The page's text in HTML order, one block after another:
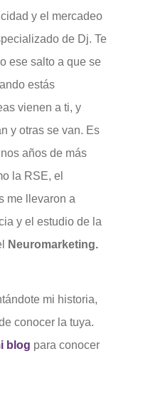
y el mercadeo
de Dj. Te
ese salto a que se
estás
vienen a ti, y
y otras se van. Es
años de más
la RSE, el
me llevaron a
y el estudio de la
Neuromarketing.
mi historia,
conocer la tuya.
blog para conocer